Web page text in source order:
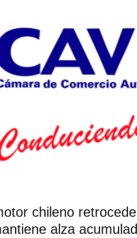
chileno
alza